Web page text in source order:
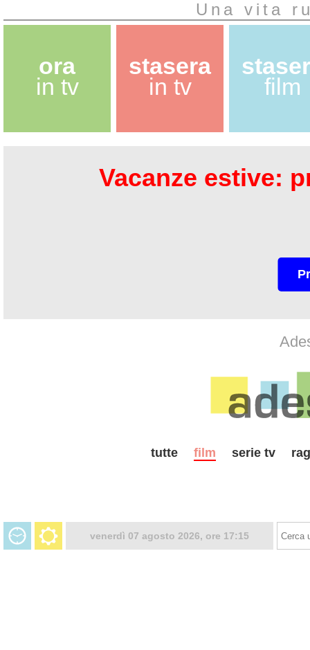
Una vita
ora
in tv
stasera
in tv
film
Vacanze estive:
tutte film serie tv
venerdì 07 agosto 2026, ore 17:15